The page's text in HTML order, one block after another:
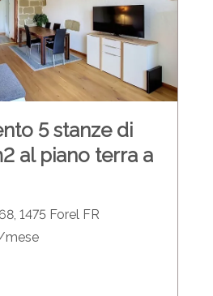
5 stanze di
al piano terra a
1475 Forel FR
mese